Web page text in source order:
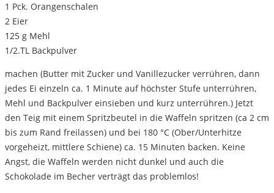
1 Pck. Orangenschalen
2 Eier
125 g Mehl
1/2.TL Backpulver
machen (Butter mit Zucker und Vanillezucker verrühren, dann
jedes Ei einzeln ca. 1 Minute auf höchster Stufe unterrühren,
Mehl und Backpulver einsieben und kurz unterrühren.) Jetzt
den Teig mit einem Spritzbeutel in die Waffeln spritzen (ca 2 cm
bis zum Rand freilassen) und bei 180 °C (Ober/Unterhitze
vorgeheizt, mittlere Schiene) ca. 15 Minuten backen. Keine
Angst, die Waffeln werden nicht dunkel und auch die
Schokolade im Becher verträgt das problemlos!